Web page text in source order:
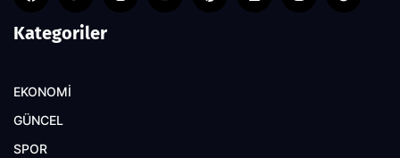
Kategoriler
EKONOMİ
GÜNCEL
SPOR